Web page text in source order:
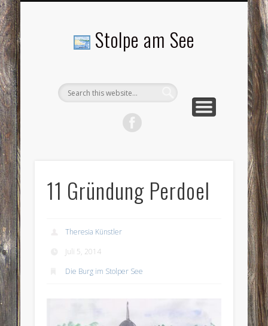
Stolpe am See
11 Gründung Perdoel
Theresia Künstler
Juli 5, 2014
Die Burg im Stolper See